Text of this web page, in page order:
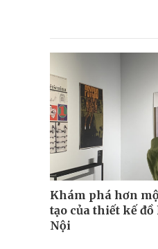
Khám phá hơn
tạo của thiết kế đồ
Nội